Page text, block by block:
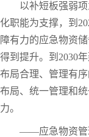
以补短板强弱
化职能为支撑，到
障有力的应急物资
得到提升。到2030
布局合理、管理有
布局、统一管理和
力。
——应急物资管